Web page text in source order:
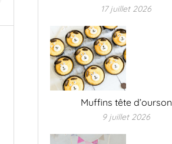
17 juillet 2026
Muffins tête d’ourson
9 juillet 2026